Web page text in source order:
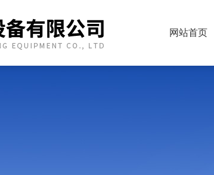
网站首页